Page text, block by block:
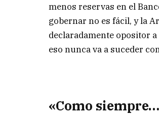
menos reservas en el
gobernar no es fácil, y la
declaradamente opositor
eso nunca va a suceder
«Como